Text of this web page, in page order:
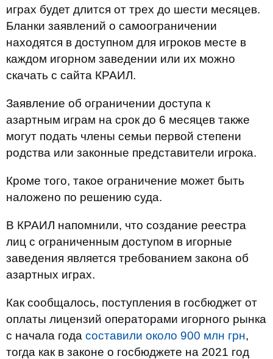
играх будет длится от трех до шести месяцев.
Бланки заявлений о самоограничении
находятся в доступном для игроков месте в
каждом игорном заведении или их можно
скачать с сайта КРАИЛ.
Заявление об ограничении доступа к
азартным играм на срок до 6 месяцев также
могут подать члены семьи первой степени
родства или законные представители игрока.
Кроме того, такое ограничение может быть
наложено по решению суда.
В КРАИЛ напомнили, что создание реестра
лиц с ограниченным доступом в игорные
заведения является требованием закона об
азартных играх.
Как сообщалось, поступления в госбюджет от
оплаты лицензий операторами игорного рынка
с начала года составили около 900 млн грн,
тогда как в законе о госбюджете на 2021 год